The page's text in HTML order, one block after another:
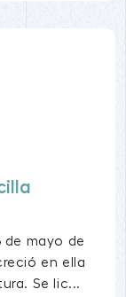
de mayo de
en ella
Se lic...